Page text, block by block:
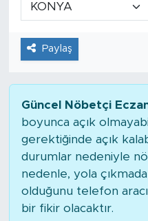
Paylaş
Güncel Nöbetçi
boyunca açık
gerektiğinde açık
durumlar nedeniyle
nedenle, yola
olduğunu telefon
bir fikir olacaktır.
Tarihçe
Resmi İlanlar
Foto Şaka
Politika